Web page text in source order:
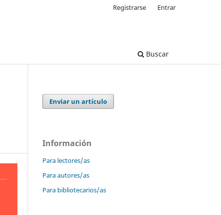
Buscar
Registrarse Entrar
Enviar un artículo
Información
Para lectores/as
Para autores/as
Para bibliotecarios/as